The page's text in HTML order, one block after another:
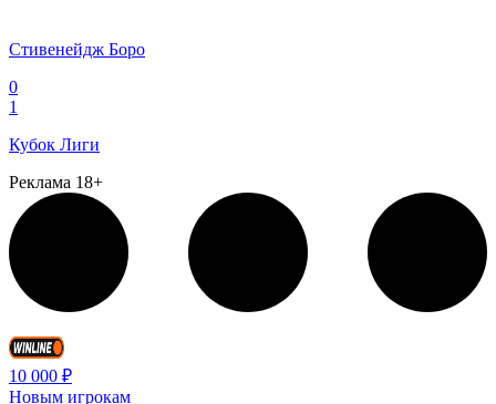
Стивенейдж Боро
0
1
Кубок Лиги
Реклама 18+
10 000 ₽
Новым игрокам